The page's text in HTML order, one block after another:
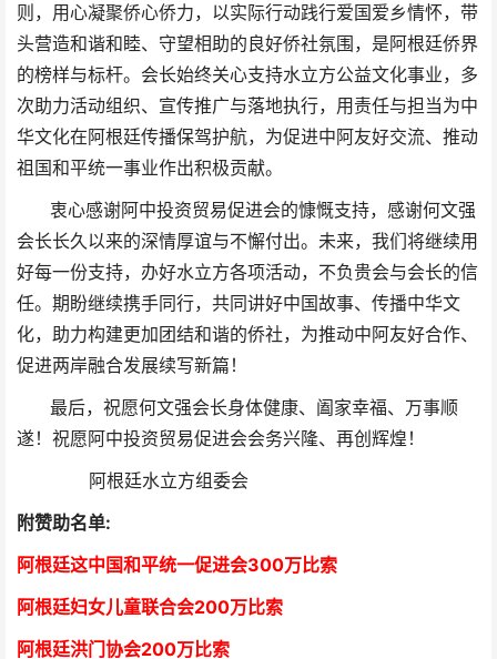
则，用心凝聚侨心侨力，以实际行动践行爱国爱乡情怀，带
头营造和谐和睦、守望相助的良好侨社氛围，是阿根廷侨界
的榜样与标杆。会长始终关心支持水立方公益文化事业，多
次助力活动组织、宣传推广与落地执行，用责任与担当为中
华文化在阿根廷传播保驾护航，为促进中阿友好交流、推动
祖国和平统一事业作出积极贡献。
衷心感谢阿中投资贸易促进会的慷慨支持，感谢何文强
会长长久以来的深情厚谊与不懈付出。未来，我们将继续用
好每一份支持，办好水立方各项活动，不负贵会与会长的信
任。期盼继续携手同行，共同讲好中国故事、传播中华文
化，助力构建更加团结和谐的侨社，为推动中阿友好合作、
促进两岸融合发展续写新篇！
最后，祝愿何文强会长身体健康、阖家幸福、万事顺
遂！祝愿阿中投资贸易促进会会务兴隆、再创辉煌！
阿根廷水立方组委会
附赞助名单:
阿根廷这中国和平统一促进会300万比索
阿根廷妇女儿童联合会200万比索
阿根廷洪门协会200万比索